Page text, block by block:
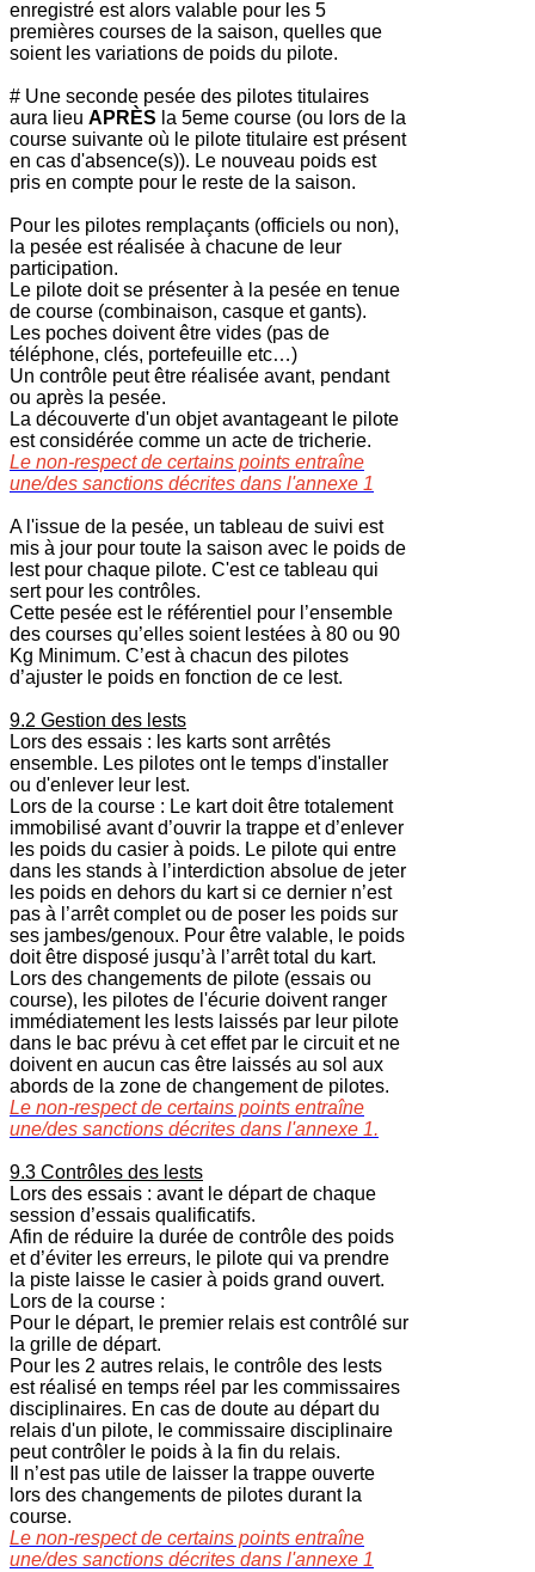
enregistré est alors valable pour les 5
premières courses de la saison, quelles que
soient les variations de poids du pilote.
# Une seconde pesée des pilotes titulaires
aura lieu APRÈS la 5eme course (ou lors de la
course suivante où le pilote titulaire est présent
en cas d'absence(s)). Le nouveau poids est
pris en compte pour le reste de la saison.
Pour les pilotes remplaçants (officiels ou non),
la pesée est réalisée à chacune de leur
participation.
Le pilote doit se présenter à la pesée en tenue
de course (combinaison, casque et gants).
Les poches doivent être vides (pas de
téléphone, clés, portefeuille etc…)
Un contrôle peut être réalisée avant, pendant
ou après la pesée.
La découverte d'un objet avantageant le pilote
est considérée comme un acte de tricherie.
Le non-respect de certains points entraîne
une/des sanctions décrites dans l'annexe 1
A l'issue de la pesée, un tableau de suivi est
mis à jour pour toute la saison avec le poids de
lest pour chaque pilote. C'est ce tableau qui
sert pour les contrôles.
Cette pesée est le référentiel pour l’ensemble
des courses qu’elles soient lestées à 80 ou 90
Kg Minimum. C’est à chacun des pilotes
d’ajuster le poids en fonction de ce lest.
9.2 Gestion des lests
Lors des essais : les karts sont arrêtés
ensemble. Les pilotes ont le temps d'installer
ou d'enlever leur lest.
Lors de la course : Le kart doit être totalement
immobilisé avant d’ouvrir la trappe et d’enlever
les poids du casier à poids. Le pilote qui entre
dans les stands à l’interdiction absolue de jeter
les poids en dehors du kart si ce dernier n’est
pas à l’arrêt complet ou de poser les poids sur
ses jambes/genoux. Pour être valable, le poids
doit être disposé jusqu’à l’arrêt total du kart.
Lors des changements de pilote (essais ou
course), les pilotes de l'écurie doivent ranger
immédiatement les lests laissés par leur pilote
dans le bac prévu à cet effet par le circuit et ne
doivent en aucun cas être laissés au sol aux
abords de la zone de changement de pilotes.
Le non-respect de certains points entraîne
une/des sanctions décrites dans l'annexe 1.
9.3 Contrôles des lests
Lors des essais : avant le départ de chaque
session d’essais qualificatifs.
Afin de réduire la durée de contrôle des poids
et d’éviter les erreurs, le pilote qui va prendre
la piste laisse le casier à poids grand ouvert.
Lors de la course :
Pour le départ, le premier relais est contrôlé sur
la grille de départ.
Pour les 2 autres relais, le contrôle des lests
est réalisé en temps réel par les commissaires
disciplinaires. En cas de doute au départ du
relais d'un pilote, le commissaire disciplinaire
peut contrôler le poids à la fin du relais.
Il n’est pas utile de laisser la trappe ouverte
lors des changements de pilotes durant la
course.
Le non-respect de certains points entraîne
une/des sanctions décrites dans l'annexe 1